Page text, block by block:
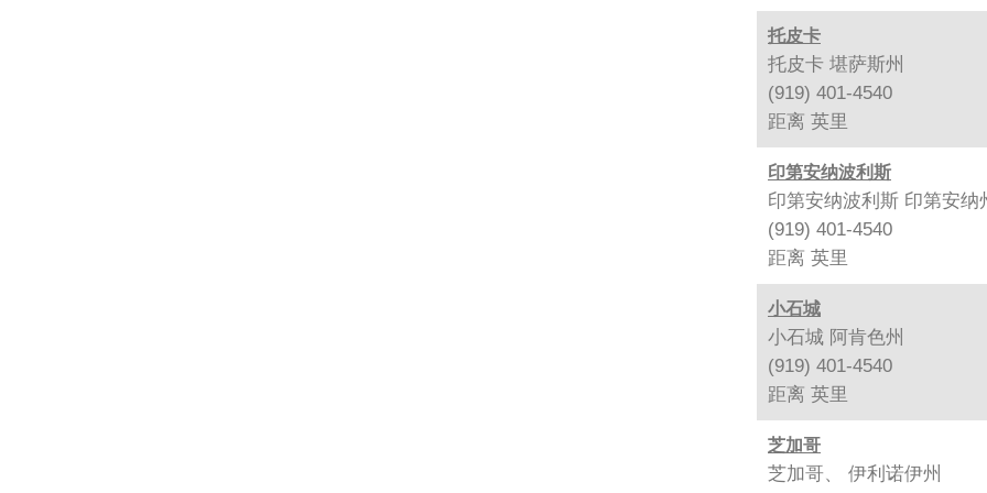
托皮卡
托皮卡 堪萨斯州
(919) 401-4540
距离 英里
印第安纳波利斯
印第安纳波利斯 印第安纳
(919) 401-4540
距离 英里
小石城
小石城 阿肯色州
(919) 401-4540
距离 英里
芝加哥
芝加哥、 伊利诺伊州